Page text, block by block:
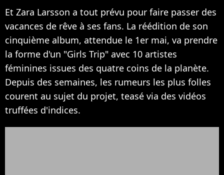
Et Zara Larsson a tout prévu pour faire passer des
vacances de rêve à ses fans. La réédition de son
cinquième album, attendue le 1er mai, va prendre
la forme d'un "Girls Trip" avec 10 artistes
féminines issues des quatre coins de la planète.
Depuis des semaines, les rumeurs les plus folles
courent au sujet du projet, teasé via des vidéos
truffées d'indices.